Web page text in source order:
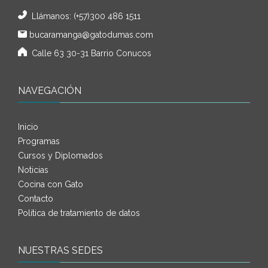
Llámanos: (+57)300 486 1511
bucaramanga@gatodumas.com
Calle 63 30-31 Barrio Conucos
NAVEGACIÓN
Inicio
Programas
Cursos y Diplomados
Noticias
Cocina con Gato
Contacto
Política de tratamiento de datos
NUESTRAS SEDES